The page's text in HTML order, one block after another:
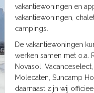
vakantiewoningen en
vakantiewoningen,
campings.
De vakantiewoningen
werken samen met o.a.
Novasol,
Molecaten, Suncamp
daarnaast zijn wij